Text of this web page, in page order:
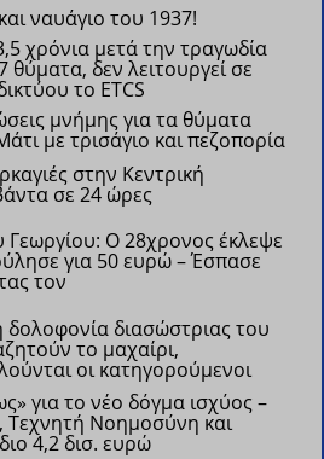
ναυάγιο του 1937!
χρόνια μετά την τραγωδία
δεν λειτουργεί σε
το ETCS
μνήμης για τα θύματα
με τρισάγιο και πεζοπορία
στην Κεντρική
σε 24 ώρες
Ο 28χρονος έκλεψε
για 50 ευρώ – Έσπασε
τον
διασώστριας του
το μαχαίρι,
οι κατηγορούμενοι
για το νέο δόγμα ισχύος –
Νοημοσύνη και
4,2 δισ. ευρώ